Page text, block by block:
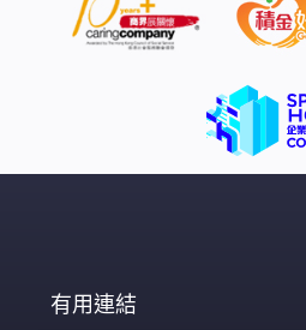
有用連結